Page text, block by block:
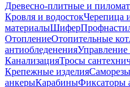
Древесно-плитные и
Кровля и водостокЧерепица
материалыШифер
ОтоплениеОтопительные
антиобледененияУправление
КанализацияТросы
Крепежные изделия
анкерыКарабиныФиксаторы